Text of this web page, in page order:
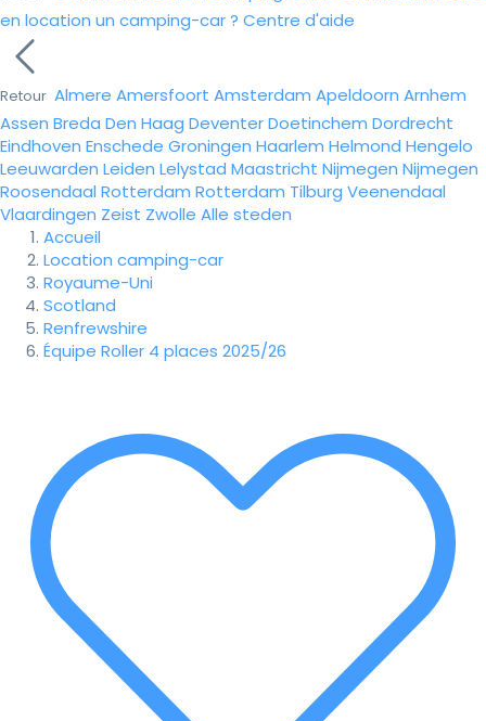
en location un camping-car ? Centre d'aide
Retour Almere Amersfoort Amsterdam Apeldoorn Arnhem
Assen Breda Den Haag DeventerDoetinchem Dordrecht
Eindhoven Enschede Groningen Haarlem Helmond Hengelo
Leeuwarden Leiden Lelystad Maastricht Nijmegen Nijmegen
Roosendaal Rotterdam Rotterdam Tilburg Veenendaal
Vlaardingen Zeist Zwolle Alle steden
Accueil
Location camping-car
Royaume-Uni
Scotland
Renfrewshire
Équipe Roller 4 places 2025/26